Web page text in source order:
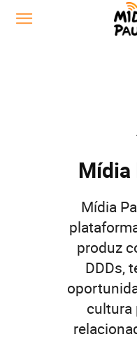
Mídia
Mídia
produz
DDDs,
cultura